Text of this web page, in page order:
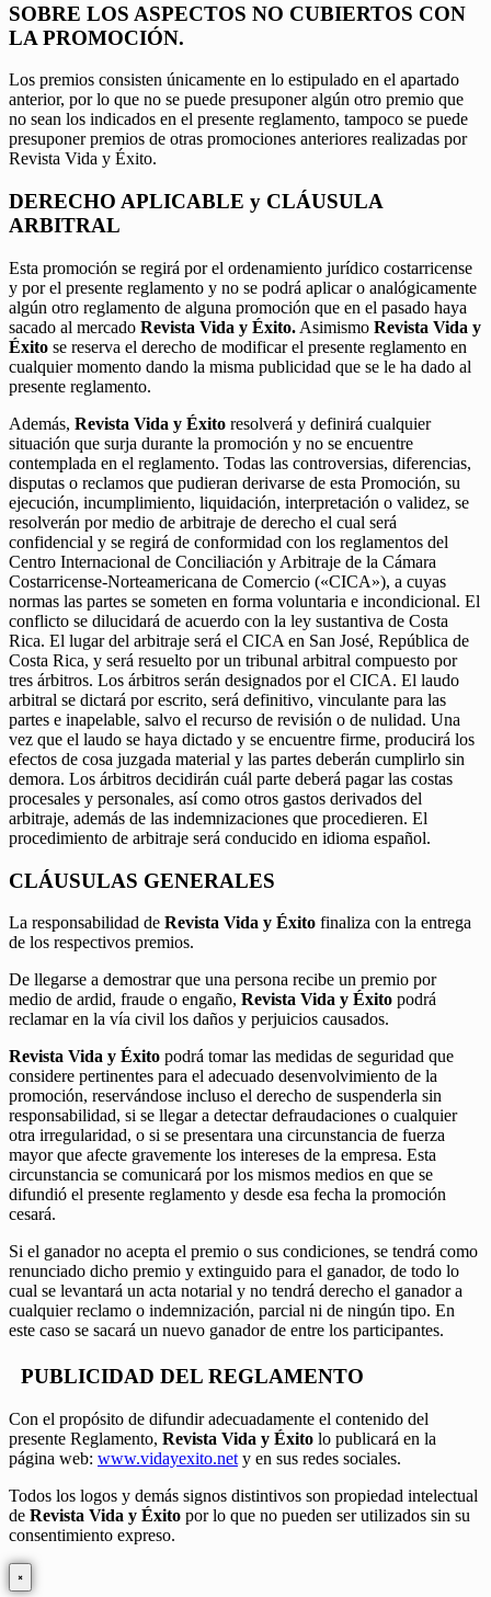
SOBRE LOS ASPECTOS NO CUBIERTOS CON
LA PROMOCIÓN.
Los premios consisten únicamente en lo estipulado en el apartado
anterior, por lo que no se puede presuponer algún otro premio que
no sean los indicados en el presente reglamento, tampoco se puede
presuponer premios de otras promociones anteriores realizadas por
Revista Vida y Éxito.
DERECHO APLICABLE y CLÁUSULA
ARBITRAL
Esta promoción se regirá por el ordenamiento jurídico costarricense
y por el presente reglamento y no se podrá aplicar o analógicamente
algún otro reglamento de alguna promoción que en el pasado haya
sacado al mercado Revista Vida y Éxito. Asimismo Revista Vida y
Éxito se reserva el derecho de modificar el presente reglamento en
cualquier momento dando la misma publicidad que se le ha dado al
presente reglamento.
Además, Revista Vida y Éxito resolverá y definirá cualquier
situación que surja durante la promoción y no se encuentre
contemplada en el reglamento. Todas las controversias, diferencias,
disputas o reclamos que pudieran derivarse de esta Promoción, su
ejecución, incumplimiento, liquidación, interpretación o validez, se
resolverán por medio de arbitraje de derecho el cual será
confidencial y se regirá de conformidad con los reglamentos del
Centro Internacional de Conciliación y Arbitraje de la Cámara
Costarricense-Norteamericana de Comercio («CICA»), a cuyas
normas las partes se someten en forma voluntaria e incondicional. El
conflicto se dilucidará de acuerdo con la ley sustantiva de Costa
Rica. El lugar del arbitraje será el CICA en San José, República de
Costa Rica, y será resuelto por un tribunal arbitral compuesto por
tres árbitros. Los árbitros serán designados por el CICA. El laudo
arbitral se dictará por escrito, será definitivo, vinculante para las
partes e inapelable, salvo el recurso de revisión o de nulidad. Una
vez que el laudo se haya dictado y se encuentre firme, producirá los
efectos de cosa juzgada material y las partes deberán cumplirlo sin
demora. Los árbitros decidirán cuál parte deberá pagar las costas
procesales y personales, así como otros gastos derivados del
arbitraje, además de las indemnizaciones que procedieren. El
procedimiento de arbitraje será conducido en idioma español.
CLÁUSULAS GENERALES
La responsabilidad de Revista Vida y Éxito finaliza con la entrega
de los respectivos premios.
De llegarse a demostrar que una persona recibe un premio por
medio de ardid, fraude o engaño, Revista Vida y Éxito podrá
reclamar en la vía civil los daños y perjuicios causados.
Revista Vida y Éxito podrá tomar las medidas de seguridad que
considere pertinentes para el adecuado desenvolvimiento de la
promoción, reservándose incluso el derecho de suspenderla sin
responsabilidad, si se llegar a detectar defraudaciones o cualquier
otra irregularidad, o si se presentara una circunstancia de fuerza
mayor que afecte gravemente los intereses de la empresa. Esta
circunstancia se comunicará por los mismos medios en que se
difundió el presente reglamento y desde esa fecha la promoción
cesará.
Si el ganador no acepta el premio o sus condiciones, se tendrá como
renunciado dicho premio y extinguido para el ganador, de todo lo
cual se levantará un acta notarial y no tendrá derecho el ganador a
cualquier reclamo o indemnización, parcial ni de ningún tipo. En
este caso se sacará un nuevo ganador de entre los participantes.
PUBLICIDAD DEL REGLAMENTO
Con el propósito de difundir adecuadamente el contenido del
presente Reglamento, Revista Vida y Éxito lo publicará en la
página web: www.vidayexito.net y en sus redes sociales.
Todos los logos y demás signos distintivos son propiedad intelectual
de Revista Vida y Éxito por lo que no pueden ser utilizados sin su
consentimiento expreso.
×